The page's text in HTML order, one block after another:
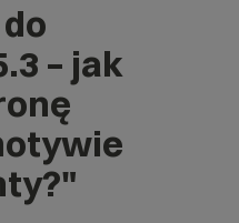
– jak